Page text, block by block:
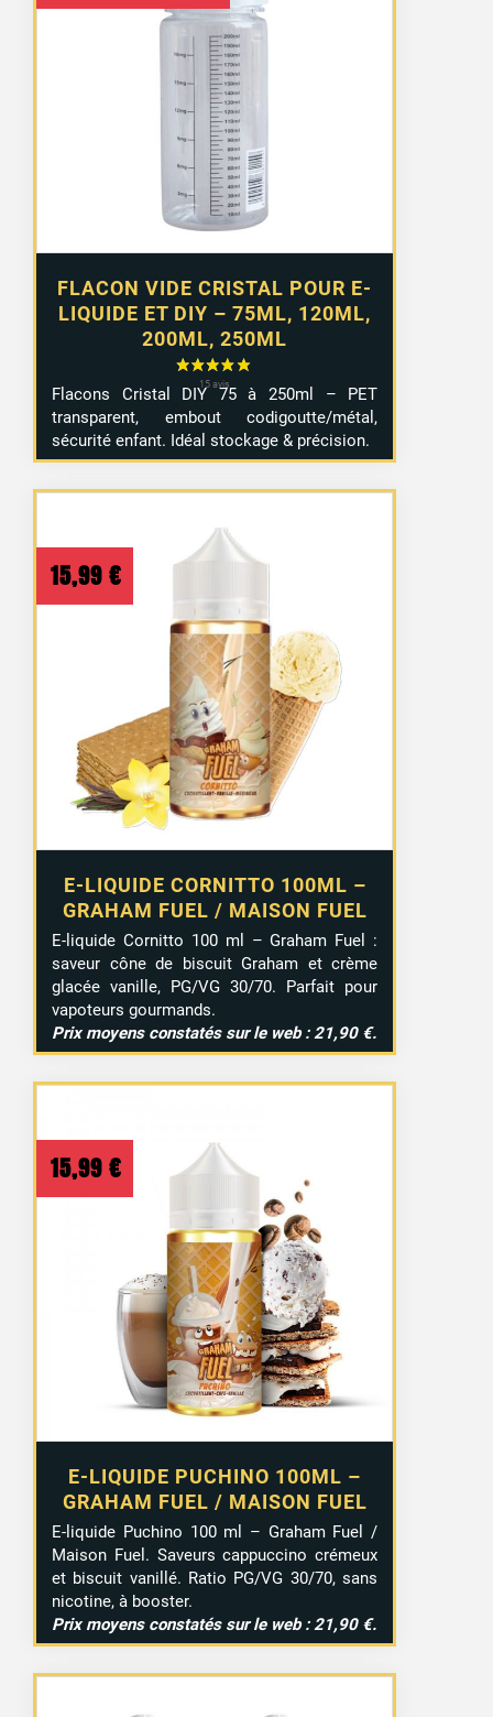
FLACON VIDE CRISTAL POUR E-
LIQUIDE ET DIY – 75ML, 120ML,
200ML, 250ML
de
prix :
2,99 €
à
4,99 €
Flacons Cristal DIY 75 à 250ml – PET
transparent, embout codigoutte/métal,
sécurité enfant. Idéal stockage & précision.
E-LIQUIDE CORNITTO 100ML –
GRAHAM FUEL / MAISON FUEL
15,99 €
E-liquide Cornitto 100 ml – Graham Fuel :
saveur cône de biscuit Graham et crème
glacée vanille, PG/VG 30/70. Parfait pour
vapoteurs gourmands.
Prix moyens constatés sur le web : 21,90 €.
E-LIQUIDE PUCHINO 100ML –
GRAHAM FUEL / MAISON FUEL
15,99 €
E-liquide Puchino 100 ml – Graham Fuel /
Maison Fuel. Saveurs cappuccino crémeux
et biscuit vanillé. Ratio PG/VG 30/70, sans
nicotine, à booster.
Prix moyens constatés sur le web : 21,90 €.